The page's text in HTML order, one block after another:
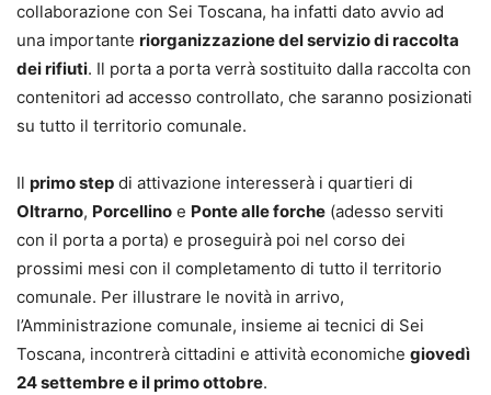
collaborazione con Sei Toscana, ha infatti dato avvio ad
una importante riorganizzazione del servizio di raccolta
dei rifiuti. Il porta a porta verrà sostituito dalla raccolta con
contenitori ad accesso controllato, che saranno posizionati
su tutto il territorio comunale.
Il primo step di attivazione interesserà i quartieri di
Oltrarno, Porcellino e Ponte alle forche (adesso serviti
con il porta a porta) e proseguirà poi nel corso dei
prossimi mesi con il completamento di tutto il territorio
comunale. Per illustrare le novità in arrivo,
l’Amministrazione comunale, insieme ai tecnici di Sei
Toscana, incontrerà cittadini e attività economiche giovedì
24 settembre e il primo ottobre.